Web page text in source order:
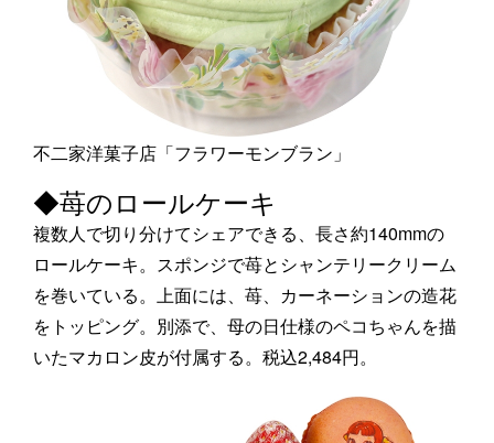
不二家洋菓子店「フラワーモンブラン」
◆苺のロールケーキ
複数人で切り分けてシェアできる、長さ約140mmの
ロールケーキ。スポンジで苺とシャンテリークリーム
を巻いている。上面には、苺、カーネーションの造花
をトッピング。別添で、母の日仕様のペコちゃんを描
いたマカロン皮が付属する。税込2,484円。